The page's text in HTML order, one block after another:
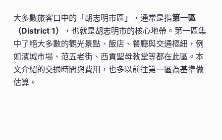
大多數旅客口中的「胡志明市區」，通常是指第一區
（District 1）
，也就是胡志明市的核心地帶。第一區集
中了絕大多數的觀光景點、飯店、餐廳與交通樞紐，例
如濱城市場、范五老街、西貢聖母教堂等都在此區。本
文介紹的交通時間與費用，也多以前往第一區為基準做
估算。